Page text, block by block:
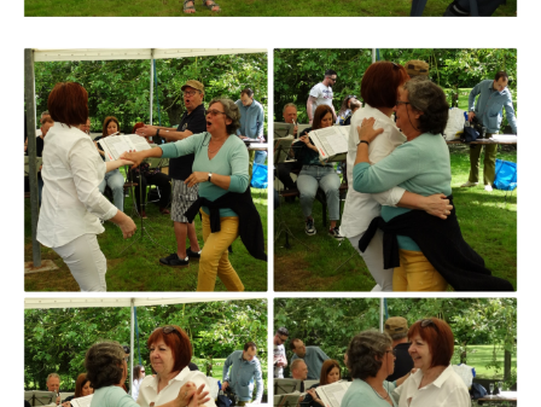
Branding
ARMCHAIR